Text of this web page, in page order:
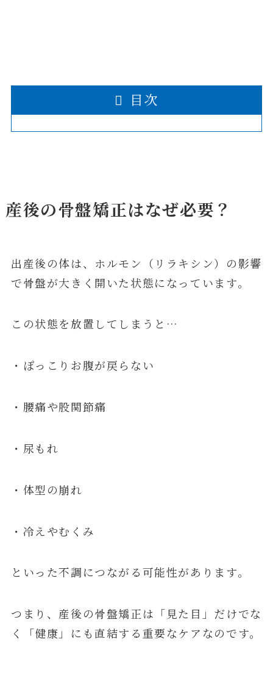
目次
産後の骨盤矯正はなぜ必要？
出産後の体は、ホルモン（リラキシン）の影響
で骨盤が大きく開いた状態になっています。
この状態を放置してしまうと…
・ぽっこりお腹が戻らない
・腰痛や股関節痛
・尿もれ
・体型の崩れ
・冷えやむくみ
といった不調につながる可能性があります。
つまり、産後の骨盤矯正は「見た目」だけでな
く「健康」にも直結する重要なケアなのです。